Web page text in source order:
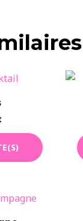
variations.
Les
peuvent
la